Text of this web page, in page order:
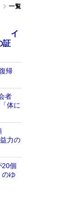
一覧
イ
証
復帰
者
体に
力の
20個
ゆ